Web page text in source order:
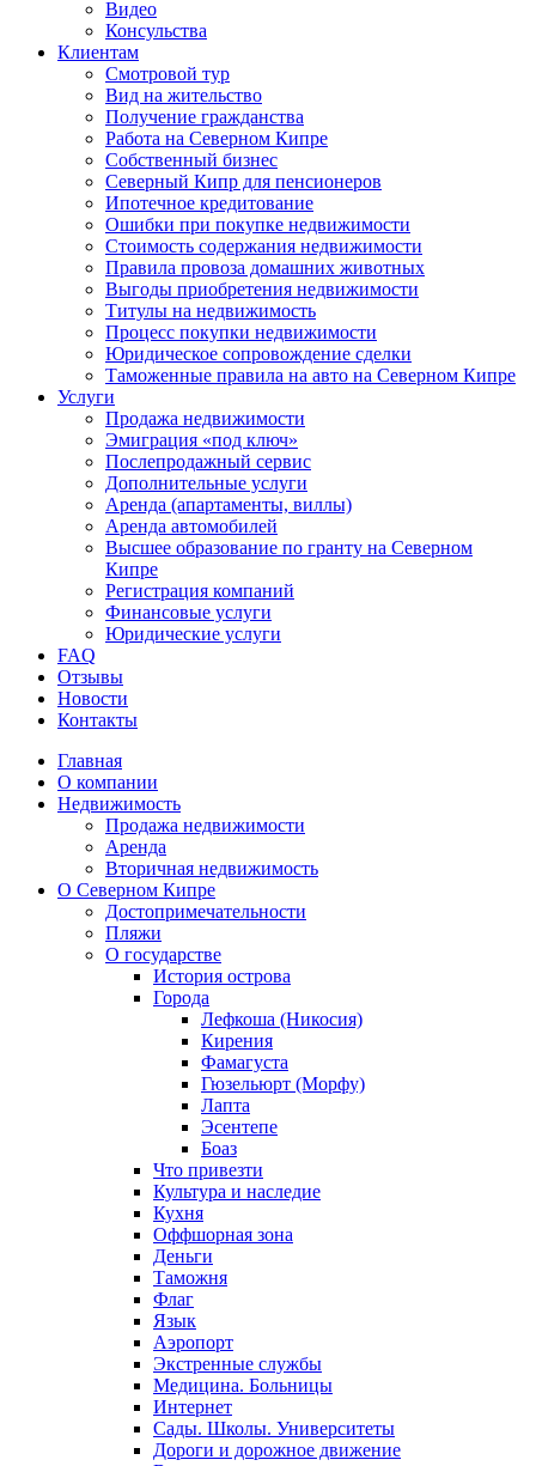
Видео
Консульства
Клиентам
Смотровой тур
Вид на жительство
Получение гражданства
Работа на Северном Кипре
Собственный бизнес
Северный Кипр для пенсионеров
Ипотечное кредитование
Ошибки при покупке недвижимости
Стоимость содержания недвижимости
Правила провоза домашних животных
Выгоды приобретения недвижимости
Титулы на недвижимость
Процесс покупки недвижимости
Юридическое сопровождение сделки
Таможенные правила на авто на Северном Кипре
Услуги
Продажа недвижимости
Эмиграция «под ключ»
Послепродажный сервис
Дополнительные услуги
Аренда (апартаменты, виллы)
Аренда автомобилей
Высшее образование по гранту на Северном
Кипре
Регистрация компаний
Финансовые услуги
Юридические услуги
FAQ
Отзывы
Новости
Контакты
Главная
О компании
Недвижимость
Продажа недвижимости
Аренда
Вторичная недвижимость
О Северном Кипре
Достопримечательности
Пляжи
О государстве
История острова
Города
Лефкоша (Никосия)
Кирения
Фамагуста
Гюзельюрт (Морфу)
Лапта
Эсентепе
Боаз
Что привезти
Культура и наследие
Кухня
Оффшорная зона
Деньги
Таможня
Флаг
Язык
Аэропорт
Экстренные службы
Медицина. Больницы
Интернет
Сады. Школы. Университеты
Дороги и дорожное движение